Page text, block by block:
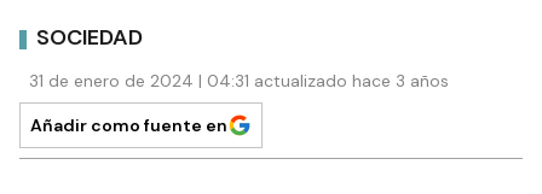
SOCIEDAD
31 de enero de 2024 | 04:31 actualizado hace 3 años
Añadir como fuente en